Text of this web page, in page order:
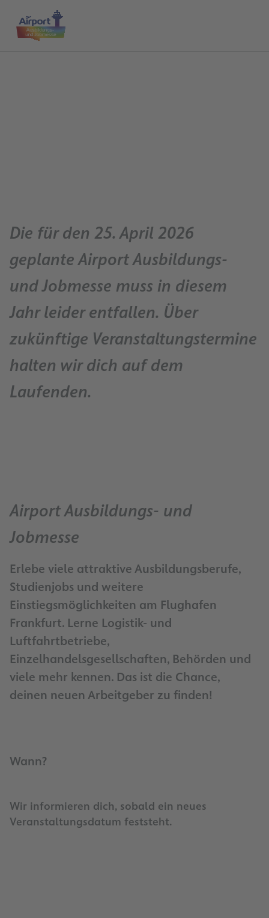
Startseite
Die für den 25. April 2026
geplante Airport Ausbildungs-
und Jobmesse muss in diesem
Jahr leider entfallen. Über
zukünftige Veranstaltungstermine
halten wir dich auf dem
Laufenden.
Airport Ausbildungs- und
Jobmesse
Erlebe viele attraktive Ausbildungsberufe,
Studienjobs und weitere
Einstiegsmöglichkeiten am Flughafen
Frankfurt. Lerne Logistik- und
Luftfahrtbetriebe,
Einzelhandelsgesellschaften, Behörden und
viele mehr kennen. Das ist die Chance,
deinen neuen Arbeitgeber zu finden!
Wann?
Wir informieren dich, sobald ein neues
Veranstaltungsdatum feststeht.